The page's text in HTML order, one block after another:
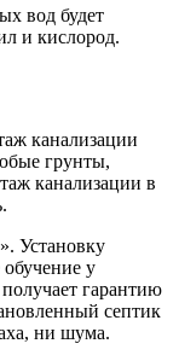
вод будет
и кислород.
канализации
грунты,
канализации в
Установку
у
гарантию
септик
ни шума.